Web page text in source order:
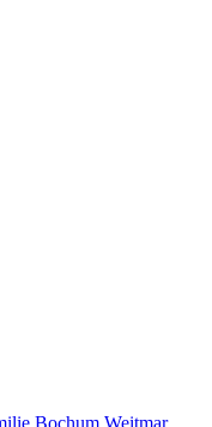
Bochum Weitmar